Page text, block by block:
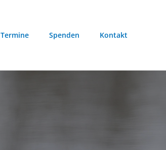
Termine Spenden Kontakt